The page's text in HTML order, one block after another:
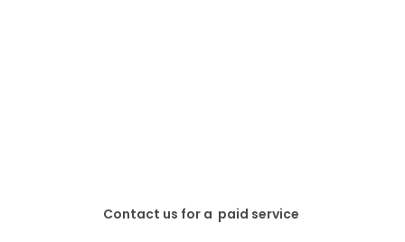
Contact us for a paid service